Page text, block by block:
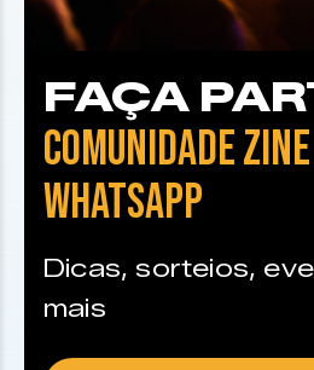
FAÇA
COMUNIDADE
WHATSAPP
Dicas, sorteios,
mais